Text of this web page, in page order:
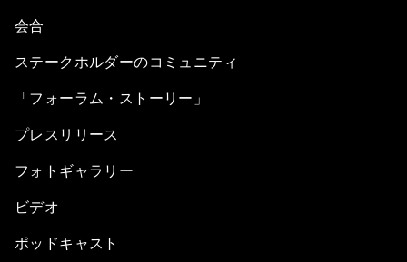
会合
ステークホルダーのコミュニティ
「フォーラム・ストーリー」
プレスリリース
フォトギャラリー
ビデオ
ポッドキャスト